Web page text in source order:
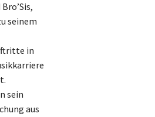
seinem
in
sein
aus